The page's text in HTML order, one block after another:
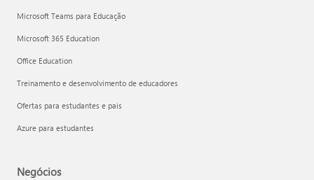
Microsoft Teams para Educação
Microsoft 365 Education
Office Education
Treinamento e desenvolvimento de educadores
Ofertas para estudantes e pais
Azure para estudantes
Negócios